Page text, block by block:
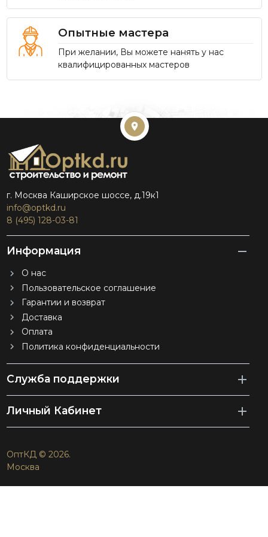
Опытные мастера
При желании, Вы можете нанять у нас
квалифицированных мастеров
г. Москва Каширское шоссе, д.19к1
info@optkd.ru
8 (495) 128-03-81
Информация
О нас
Пользовательское соглашение
Гарантии и возврат
Доставка
Оплата
Политика конфиденциальности
Служба поддержки
Личный Кабинет
ОптКД © 2026.
Москва